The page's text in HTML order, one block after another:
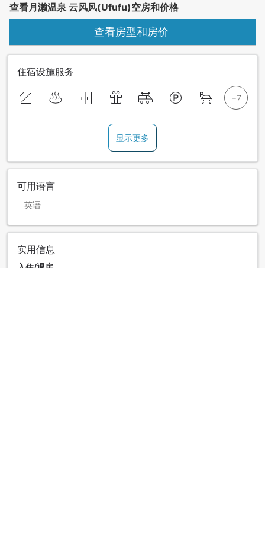
查看月濑温泉 云风风(Ufufu)空房和价格
查看房型和房价
住宿设施服务
显示更多
可用语言
英语
实用信息
入住/退房